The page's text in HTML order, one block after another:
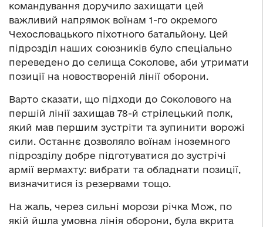
командування доручило захищати цей
важливий напрямок воїнам 1-го окремого
Чехословацького піхотного батальйону. Цей
підрозділ наших союзників було спеціально
переведено до селища Соколове, аби утримати
позиції на новоствореній лінії оборони.
Варто сказати, що підходи до Соколового на
першій лінії захищав 78-й стрілецький полк,
який мав першим зустріти та зупинити ворожі
сили. Останнє дозволяло воїнам іноземного
підрозділу добре підготуватися до зустрічі
армії вермахту: вибрати та обладнати позиції,
визначитися із резервами тощо.
На жаль, через сильні морози річка Мож, по
якій йшла умовна лінія оборони, була вкрита